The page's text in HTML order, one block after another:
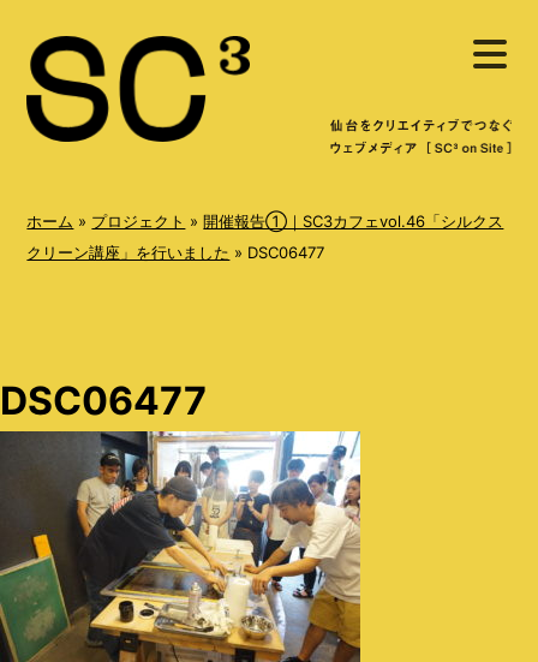
e
メ
ニ
を
開
く
ホーム » プロジェクト »開催報告①｜SC3カフェvol.46「シルクス
クリーン講座」を行いました » DSC06477
DSC06477